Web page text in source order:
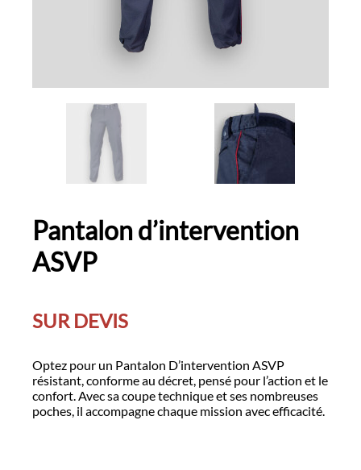
Pantalon d’intervention
ASVP
SUR DEVIS
Optez pour un Pantalon D’intervention ASVP
résistant, conforme au décret, pensé pour l’action et le
confort. Avec sa coupe technique et ses nombreuses
poches, il accompagne chaque mission avec efficacité.